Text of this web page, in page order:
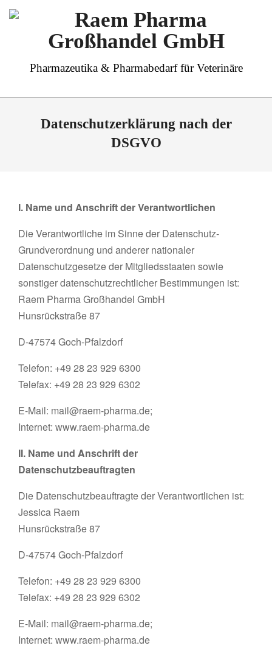
Skip
Raem
Großhandel
GmbH
Pharmazeutika & Pharmabedarf für Veterinäre
Primary
Datenschutzerklärung nach der
DSGVO
I. Name und Anschrift der Verantwortlichen
Die Verantwortliche im Sinne der Datenschutz-
Grundverordnung und anderer nationaler
Datenschutzgesetze der Mitgliedsstaaten sowie
sonstiger datenschutzrechtlicher Bestimmungen ist:
Raem Pharma Großhandel GmbH
Hunsrückstraße 87
D-47574 Goch-Pfalzdorf
Telefon: +49 28 23 929 6300
Telefax: +49 28 23 929 6302
E-Mail: mail@raem-pharma.de;
Internet: www.raem-pharma.de
II. Name und Anschrift der
Datenschutzbeauftragten
Die Datenschutzbeauftragte der Verantwortlichen ist:
Jessica Raem
Hunsrückstraße 87
D-47574 Goch-Pfalzdorf
Telefon: +49 28 23 929 6300
Telefax: +49 28 23 929 6302
E-Mail: mail@raem-pharma.de;
Internet: www.raem-pharma.de